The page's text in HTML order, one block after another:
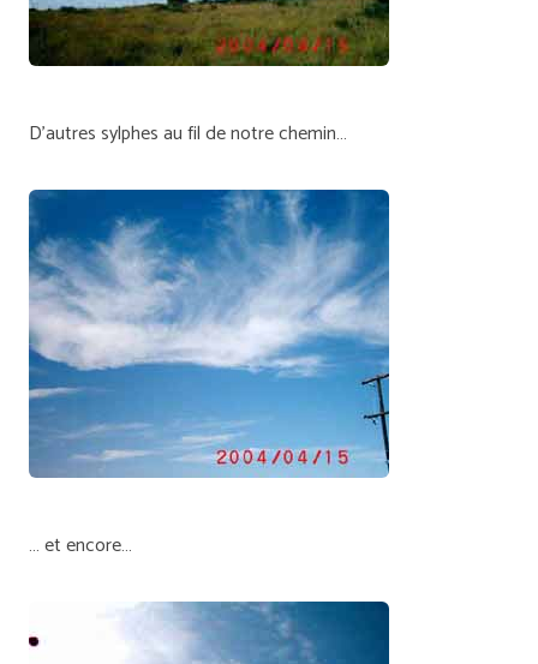
D'autres sylphes au fil de notre chemin…
… et encore…